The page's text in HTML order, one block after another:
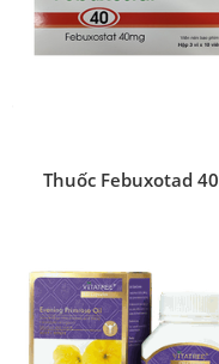
Thuốc Febuxotad 40